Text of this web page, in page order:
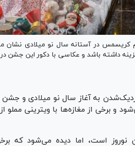
کریسمس در آستانه سال نو میلادی
به آغاز سال نو میلادی و
و برخی از مغازه‌ها با ویترینی
نوروز است، اما دیده می‌شود که